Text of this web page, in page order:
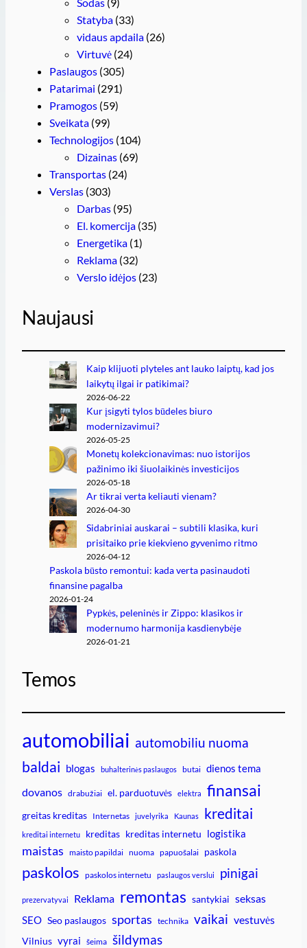
Sodas (9)
Statyba (33)
vidaus apdaila (26)
Virtuvė (24)
Paslaugos (305)
Patarimai (291)
Pramogos (59)
Sveikata (99)
Technologijos (104)
Dizainas (69)
Transportas (24)
Verslas (303)
Darbas (95)
El. komercija (35)
Energetika (1)
Reklama (32)
Verslo idėjos (23)
Naujausi
Kaip klijuoti plyteles ant lauko laiptų, kad jos
laikytų ilgai ir patikimai?
2026-06-22
Kur įsigyti tylos būdeles biuro
modernizavimui?
2026-05-25
Monetų kolekcionavimas: nuo istorijos
pažinimo iki šiuolaikinės investicijos
2026-05-18
Ar tikrai verta keliauti vienam?
2026-04-30
Sidabriniai auskarai – subtili klasika, kuri
prisitaiko prie kiekvieno gyvenimo ritmo
2026-04-12
Paskola būsto remontui: kada verta pasinaudoti
finansine pagalba
2026-01-24
Pypkės, peleninės ir Zippo: klasikos ir
modernumo harmonija kasdienybėje
2026-01-21
Temos
automobiliai automobiliu nuoma
baldai blogas buhalterinės paslaugos butai dienos tema
dovanos drabužiai el. parduotuvės elektra finansai
greitas kreditas Internetas juvelyrika Kaunas kreditai
kreditai internetu kreditas kreditas internetu logistika
maistas maisto papildai nuoma papuošalai paskola
paskolos paskolos internetu paslaugos verslui pinigai
prezervatyvai Reklama remontas santykiai seksas
SEO Seo paslaugos sportas technika vaikai vestuvės
Vilnius vyrai šeima šildymas